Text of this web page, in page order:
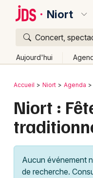
Niort
Concert,
Aujourd'hui
Publier un
Grands
Activité &
Bordeaux
Colmar
Lille
Lyon
Retour
Accueil Niort Agenda
Niort :
Aucun événement
de recherche.
Quoi ?
Où ?
Partout
Près de moi
Quand ?
Aujourd'hui
Demain